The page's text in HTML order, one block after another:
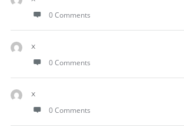
0 Comments
x
0 Comments
x
0 Comments